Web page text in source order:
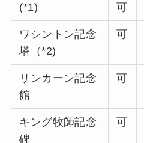
(*1)
可
ワシントン記念
塔（*2)
可
リンカーン記念
館
可
キング牧師記念
碑
可